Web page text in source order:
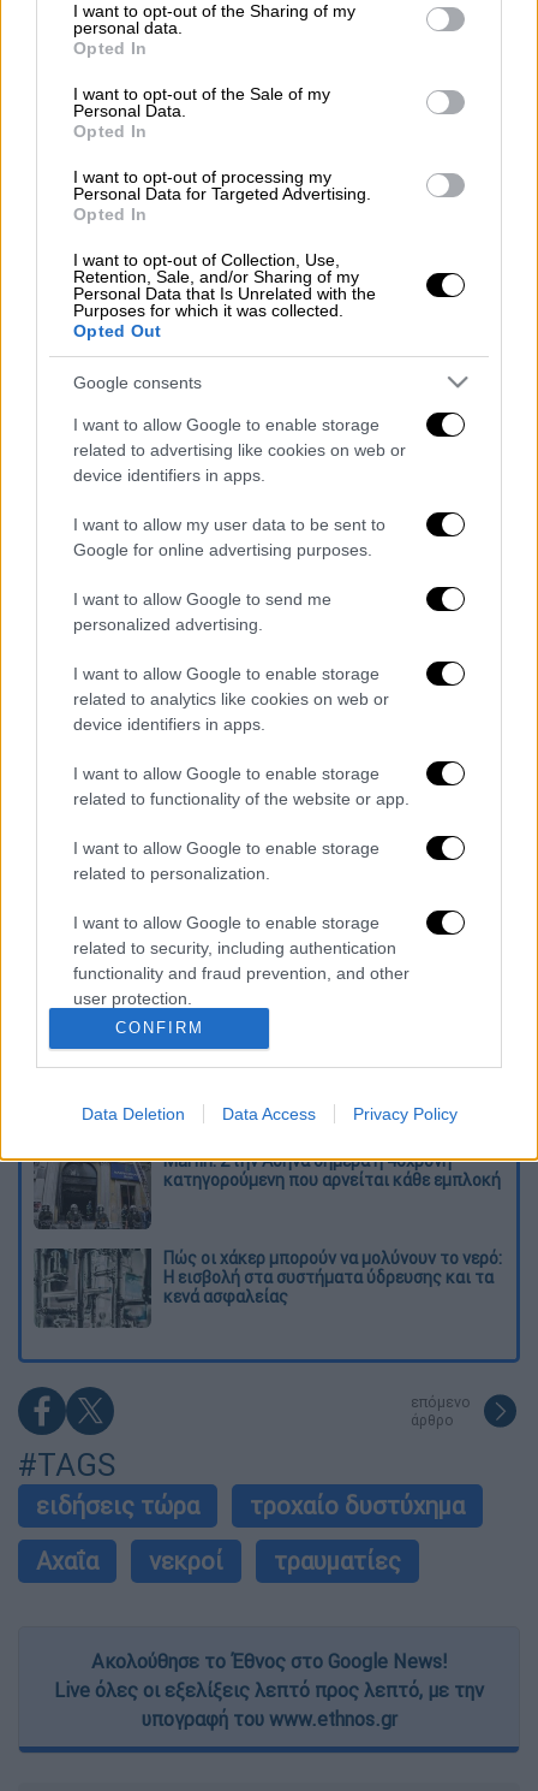
not limited to your visit or usage behaviour. You may click to
grant or deny consent to Google and its third-party tags to
use your data for below specified purposes in below Google
consent section.
I want to opt-out of the Sharing of my
personal data.
Opted In
I want to opt-out of the Sale of my
Personal Data.
Opted In
I want to opt-out of processing my
Personal Data for Targeted Advertising.
Opted In
I want to opt-out of Collection, Use,
Retention, Sale, and/or Sharing of my
Personal Data that Is Unrelated with the
Purposes for which it was collected.
Opted Out
Google consents
I want to allow Google to enable storage
related to advertising like cookies on web or
device identifiers in apps.
I want to allow my user data to be sent to
Google for online advertising purposes.
I want to allow Google to send me
personalized advertising.
I want to allow Google to enable storage
related to analytics like cookies on web or
device identifiers in apps.
I want to allow Google to enable storage
related to functionality of the website or app.
I want to allow Google to enable storage
related to personalization.
I want to allow Google to enable storage
related to security, including authentication
functionality and fraud prevention, and other
user protection.
CONFIRM
Data Deletion Data Access Privacy Policy
χάσουν τη ζωή τους δύο άνθρωποι
και να
τραυματιστούν άλλοι τέσσερις, σύμφωνα με
ilialive.gr
Ελλάδα|02.11.2024 15:50
δολοφονημένος στο χωράφι του -
Ανθρωποκυνηγητό για τον δράστη
Στο σημείο έσπευσαν δυνάμεις της
Πυροσβεστικής Υπηρεσίας και ασθενοφόρα.
Τα σχολιά σας δημοσιεύονται άμεσα με δική σας ευθύνη. Το
Διαβάστε ακόμη
Κυνήγι χρόνου στα λεωφορεία: Οι οδηγοί
της ΟΣΥ καταγγέλλουν δρομολόγια που
«δεν βγαίνουν» και προειδοποιούν για
κινδύνους
Πώς έγινε η τραγωδία στα Μάλια: Η 40χρονη
Marfin: Στην Αθήνα σήμερα η 46χρονη
κατηγορούμενη που αρνείται κάθε εμπλοκή
Πώς οι χάκερ μπορούν να μολύνουν το νερό:
Η εισβολή στα συστήματα ύδρευσης και τα
κενά ασφαλείας
επόμενο
άρθρο
#TAGS
ειδήσεις τώρα
τροχαίο δυστύχημα
Αχαΐα
νεκροί τραυματίες
Ακολούθησε το Έθνος στο Google News!
Live όλες οι εξελίξεις λεπτό προς λεπτό, με την
υπογραφή του www.ethnos.gr